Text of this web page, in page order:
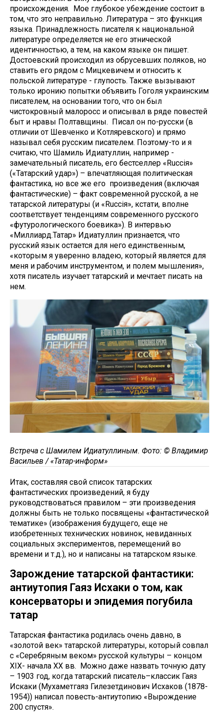
происхождения. Мое глубокое убеждение состоит в
том, что это неправильно. Литература – это функция
языка. Принадлежность писателя к национальной
литературе определяется не его этнической
идентичностью, а тем, на каком языке он пишет.
Достоевский происходил из обрусевших поляков, но
ставить его рядом с Мицкевичем и относить к
польской литературе - глупость. Также вызывают
только иронию попытки объявить Гоголя украинским
писателем, на основании того, что он был
чистокровный малоросс и описывал в ряде повестей
быт и нравы Полтавщины. Писал он по-русски (в
отличии от Шевченко и Котляревского) и прямо
называл себя русским писателем. Поэтому-то и я
считаю, что Шамиль Идиатуллин, например -
замечательный писатель, его бестселлер «Rucciя»
(«Татарский удар») – впечатляющая политическая
фантастика, но все же его произведения (включая
фантастические) – факт современной русской, а не
татарской литературы (и «Rucciя», кстати, вполне
соответствует тенденциям современного русского
«футурологического боевика»). В интервью
«Миллиард.Татар» Идиатуллин признается, что
русский язык остается для него единственным,
«которым я уверенно владею, который является для
меня и рабочим инструментом, и полем мышления»,
хотя писатель изучает татарский и мечтает писать на
нем.
Встреча с Шамилем Идиатуллиным. Фото: © Владимир
Васильев / «Татар-информ»
Итак, составляя свой список татарских
фантастических произведений, я буду
руководствоваться правилом – эти произведения
должны быть не только посвящены «фантастической
тематике» (изображения будущего, еще не
изобретенных технических новинок, невиданных
социальных экспериментов, перемещений во
времени и т.д.), но и написаны на татарском языке.
Зарождение татарской фантастики:
антиутопия Гаяз Исхаки о том, как
консерваторы и эпидемия погубила
татар
Татарская фантастика родилась очень давно, в
«золотой век» татарской литературы, который совпал
с «Серебряным веком» русской культуры – концом
XIX- начала XX вв. Можно даже назвать точную дату
– 1903 год, когда татарский писатель–классик Гаяз
Искаки (Мухаметгаяз Гилезетдинович Исхаков (1878-
1954)) написал повесть-антиутопию «Вырождение
200 спустя».